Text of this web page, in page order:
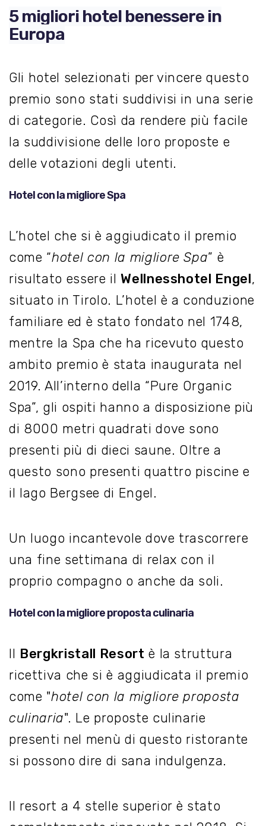
5 migliori hotel benessere in
Europa
Gli hotel selezionati per vincere questo
premio sono stati suddivisi in una serie
di categorie. Così da rendere più facile
la suddivisione delle loro proposte e
delle votazioni degli utenti.
Hotel con la migliore Spa
L’hotel che si è aggiudicato il premio
come “hotel con la migliore Spa” è
risultato essere il Wellnesshotel Engel,
situato in Tirolo. L’hotel è a conduzione
familiare ed è stato fondato nel 1748,
mentre la Spa che ha ricevuto questo
ambito premio è stata inaugurata nel
2019. All’interno della “Pure Organic
Spa”, gli ospiti hanno a disposizione più
di 8000 metri quadrati dove sono
presenti più di dieci saune. Oltre a
questo sono presenti quattro piscine e
il lago Bergsee di Engel.
Un luogo incantevole dove trascorrere
una fine settimana di relax con il
proprio compagno o anche da soli.
Hotel con la migliore proposta culinaria
Il Bergkristall Resort è la struttura
ricettiva che si è aggiudicata il premio
come "hotel con la migliore proposta
culinaria". Le proposte culinarie
presenti nel menù di questo ristorante
si possono dire di sana indulgenza.
Il resort a 4 stelle superior è stato